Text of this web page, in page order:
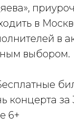
в
в
выбором.
концерта
6+